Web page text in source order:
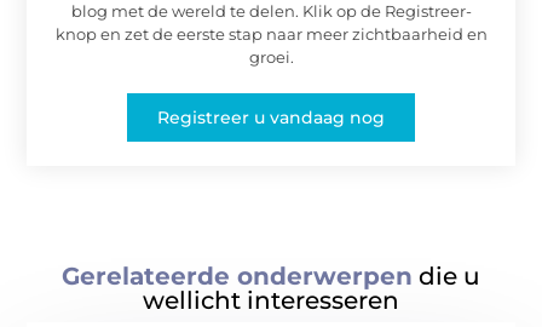
blog met de wereld te delen. Klik op de Registreer-
knop en zet de eerste stap naar meer zichtbaarheid en
groei.
Registreer u vandaag nog
Gerelateerde onderwerpen die u
wellicht interesseren